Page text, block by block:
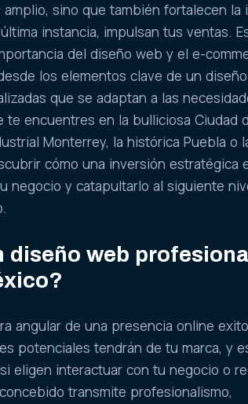
sino que también fortalecen la
instancia, impulsan tus ventas.
del diseño web y el e-
los elementos clave de un
que se adaptan a las
encuentres en la bulliciosa Ciudad
Monterrey, la histórica Puebla o
cómo una inversión estratégica
negocio y catapultarlo al siguiente
diseño web
angular de una presencia online
potenciales tendrán de tu marca, y
eligen interactuar con tu negocio o
transmite profesionalismo,